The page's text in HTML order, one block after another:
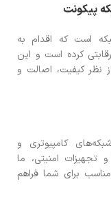
پیکونت
است که اقدام به
کرده است و این
نظر کیفیت، اصالت و
کامپیوتری و
تجهیزات امنیتی، ما
برای شما فراهم